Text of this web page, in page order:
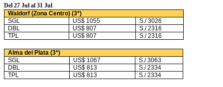
Del 27 Jul al 31 Jul
Waldorf (Zona Centro) (3*)
SGL
US$ 1055
S./ 3026
DBL
US$ 807
S./ 2316
TPL
US$ 807 S./ 2316
Alma del Plata (3*)
SGL
US$ 1067
S./ 3063
DBL
US$ 813
S./ 2334
TPL
US$ 813 S./ 2334